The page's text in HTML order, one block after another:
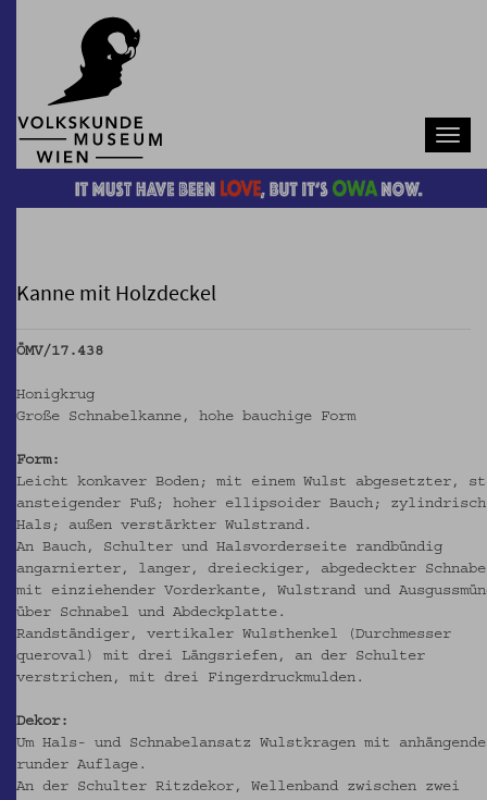
Kanne mit Holzdeckel
ÖMV/17.438
Honigkrug
Große Schnabelkanne, hohe bauchige Form
Form:
Leicht konkaver Boden; mit einem Wulst abgesetzter,
ansteigender Fuß; hoher ellipsoider Bauch;
Hals; außen verstärkter Wulstrand.
An Bauch, Schulter und Halsvorderseite randbündig
angarnierter, langer, dreieckiger, abgedeckter
mit einziehender Vorderkante, Wulstrand und
über Schnabel und Abdeckplatte.
Randständiger, vertikaler Wulsthenkel (Durchmesser
queroval) mit drei Längsriefen, an der Schulter
verstrichen, mit drei Fingerdruckmulden.
Dekor:
Um Hals- und Schnabelansatz Wulstkragen mit
runder Auflage.
An der Schulter Ritzdekor, Wellenband zwischen zwei